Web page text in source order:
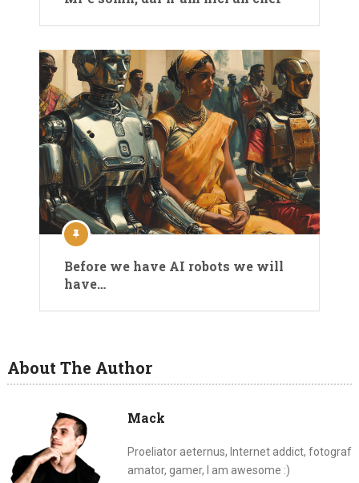
Before we have AI robots we will
have…
About The Author
Mack
Proeliator aeternus, Internet addict, fotograf
amator, gamer, I am awesome :)